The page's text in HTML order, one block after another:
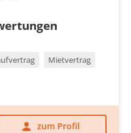
Mietvertrag
zum Profil